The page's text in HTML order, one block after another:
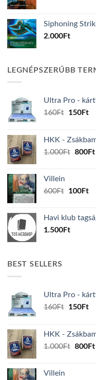
Siphoning
2.000Ft
LEGNÉPSZERŰBB
Ultra Pro -
160Ft
Original
160Ft.
150Ft
HKK -
1.000Ft 800Ft
Villein
600Ft
Original
600Ft.
100Ft
Havi klub
1.500Ft
BEST SELLERS
Ultra Pro -
160Ft
Original
160Ft.
150Ft
HKK -
1.000Ft 800Ft
Villein